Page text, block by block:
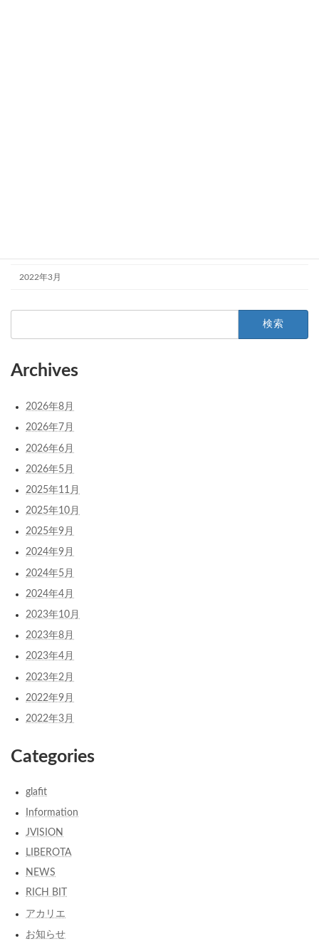
2022年3月
Archives
2026年8月
2026年7月
2026年6月
2026年5月
2025年11月
2025年10月
2025年9月
2024年9月
2024年5月
2024年4月
2023年10月
2023年8月
2023年4月
2023年2月
2022年9月
2022年3月
Categories
glafit
Information
JVISION
LIBEROTA
NEWS
RICH BIT
アカリエ
お知らせ